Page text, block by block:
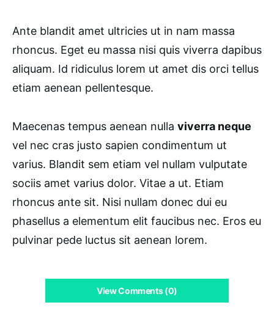
Ante blandit amet ultricies ut in nam massa
rhoncus. Eget eu massa nisi quis viverra dapibus
aliquam. Id ridiculus lorem ut amet dis orci tellus
etiam aenean pellentesque.
Maecenas tempus aenean nulla viverra neque
vel nec cras justo sapien condimentum ut
varius. Blandit sem etiam vel nullam vulputate
sociis amet varius dolor. Vitae a ut. Etiam
rhoncus ante sit. Nisi nullam donec dui eu
phasellus a elementum elit faucibus nec. Eros eu
pulvinar pede luctus sit aenean lorem.
View Comments (0)